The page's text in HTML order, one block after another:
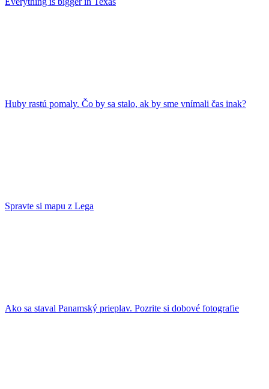
Huby rastú pomaly. Čo by sa stalo, ak by sme vnímali čas inak?
Spravte si mapu z Lega
Ako sa staval Panamský prieplav. Pozrite si dobové fotografie